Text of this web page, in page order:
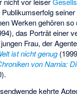
Werken gehören
das Porträt einer
Frau, der
ist nicht genug
von Narnia:
kehrte